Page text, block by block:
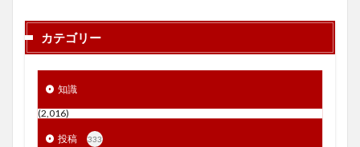
カテゴリー
知識
(2,016)
投稿 333